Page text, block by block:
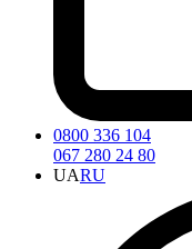
0800 336 104
067 280 24 80
UARU